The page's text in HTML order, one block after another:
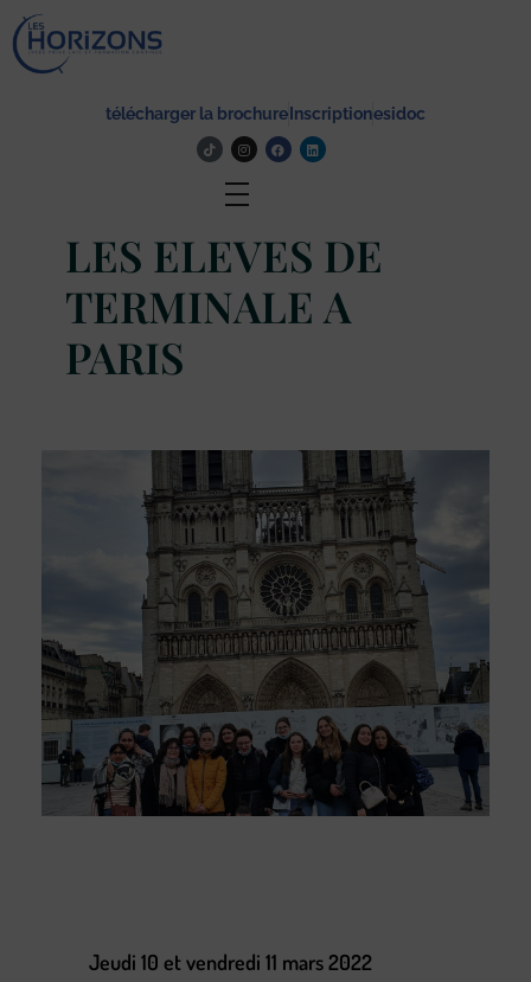
télécharger la brochure Inscriptionesidoc
LES ELEVES DE
TERMINALE A
PARIS
Jeudi 10 et vendredi 11 mars 2022